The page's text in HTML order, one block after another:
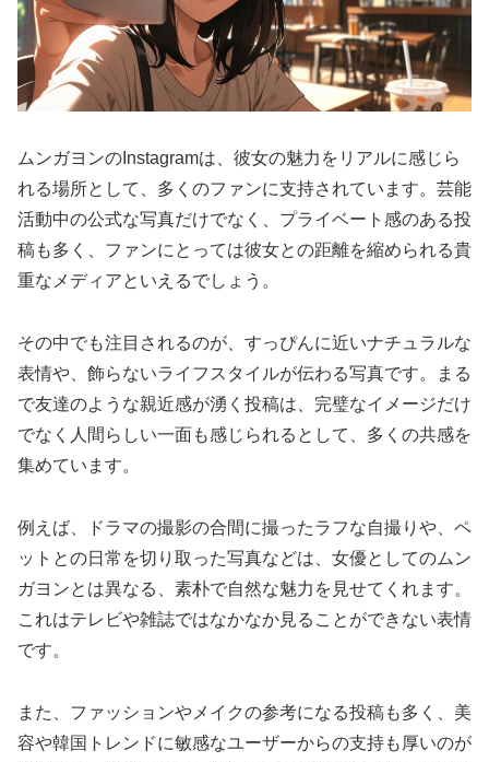
ムンガヨンのInstagramは、彼女の魅力をリアルに感じら
れる場所として、多くのファンに支持されています。芸能
活動中の公式な写真だけでなく、プライベート感のある投
稿も多く、ファンにとっては彼女との距離を縮められる貴
重なメディアといえるでしょう。
その中でも注目されるのが、すっぴんに近いナチュラルな
表情や、飾らないライフスタイルが伝わる写真です。まる
で友達のような親近感が湧く投稿は、完璧なイメージだけ
でなく人間らしい一面も感じられるとして、多くの共感を
集めています。
例えば、ドラマの撮影の合間に撮ったラフな自撮りや、ペ
ットとの日常を切り取った写真などは、女優としてのムン
ガヨンとは異なる、素朴で自然な魅力を見せてくれます。
これはテレビや雑誌ではなかなか見ることができない表情
です。
また、ファッションやメイクの参考になる投稿も多く、美
容や韓国トレンドに敏感なユーザーからの支持も厚いのが